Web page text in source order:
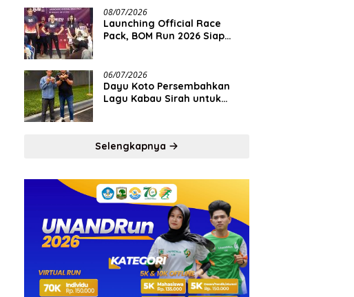
08/07/2026
Launching Official Race
Pack, BOM Run 2026 Siap
06/07/2026
Dayu Koto Persembahkan
Lagu Kabau Sirah untuk
Selengkapnya